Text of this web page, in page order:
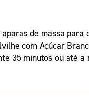
de massa
com Açúcar
35 minutos ou até a